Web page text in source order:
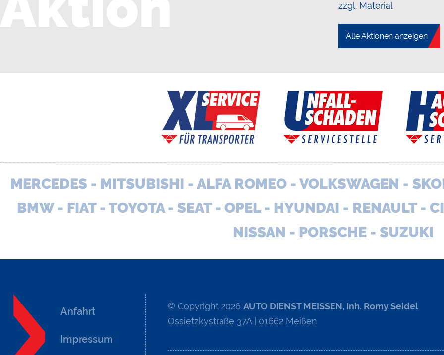
zzgl. Material
Alle Aktionen anzeigen
MERCEDES - MITSUBISHI - ALFA ROMEO - VOLKSWAGEN -
BMW - FIAT - TOYOTA - SEAT - OPEL - HYUNDAI - RENAULT -
NISSAN - PORSCHE - SUZUKI
Anfahrt
Impressum
© Copyright 2026 AUTO DIENST MEISSEN, Inh. Romy Seidel
Ossietzkystraße 37A | 01662 Meißen